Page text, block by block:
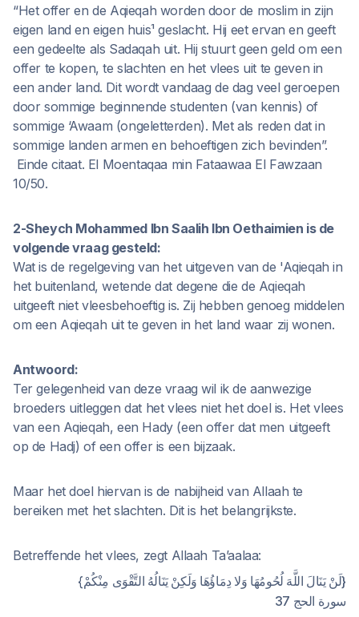
“Het offer en de Aqieqah worden door de moslim in zijn
eigen land en eigen huis¹ geslacht. Hij eet ervan en geeft
een gedeelte als Sadaqah uit. Hij stuurt geen geld om een
offer te kopen, te slachten en het vlees uit te geven in
een ander land. Dit wordt vandaag de dag veel geroepen
door sommige beginnende studenten (van kennis) of
sommige ‘Awaam (ongeletterden). Met als reden dat in
sommige landen armen en behoeftigen zich bevinden”.
Einde citaat. El Moentaqaa min Fataawaa El Fawzaan
10/50.
2-Sheych Mohammed Ibn Saalih Ibn Oethaimien is de
volgende vraag gesteld:
Wat is de regelgeving van het uitgeven van de 'Aqieqah in
het buitenland, wetende dat degene die de Aqieqah
uitgeeft niet vleesbehoeftig is. Zij hebben genoeg middelen
om een Aqieqah uit te geven in het land waar zij wonen.
Antwoord:
Ter gelegenheid van deze vraag wil ik de aanwezige
broeders uitleggen dat het vlees niet het doel is. Het vlees
van een Aqieqah, een Hady (een offer dat men uitgeeft
op de Hadj) of een offer is een bijzaak.
Maar het doel hiervan is de nabijheid van Allaah te
bereiken met het slachten. Dit is het belangrijkste.
Betreffende het vlees, zegt Allaah Ta’aalaa:
{لَنْ يَنَالَ اللَّهَ لُحُومُهَا وَلا دِمَاؤُهَا وَلَكِنْ يَنَالُهُ التَّقْوَى مِنْكُمْ}
سورة الحج 37